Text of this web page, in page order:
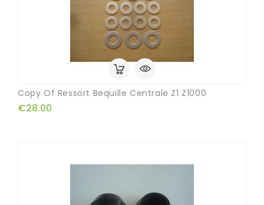
Copy Of Ressort Bequille Centrale Z1 Z1000
€28.00